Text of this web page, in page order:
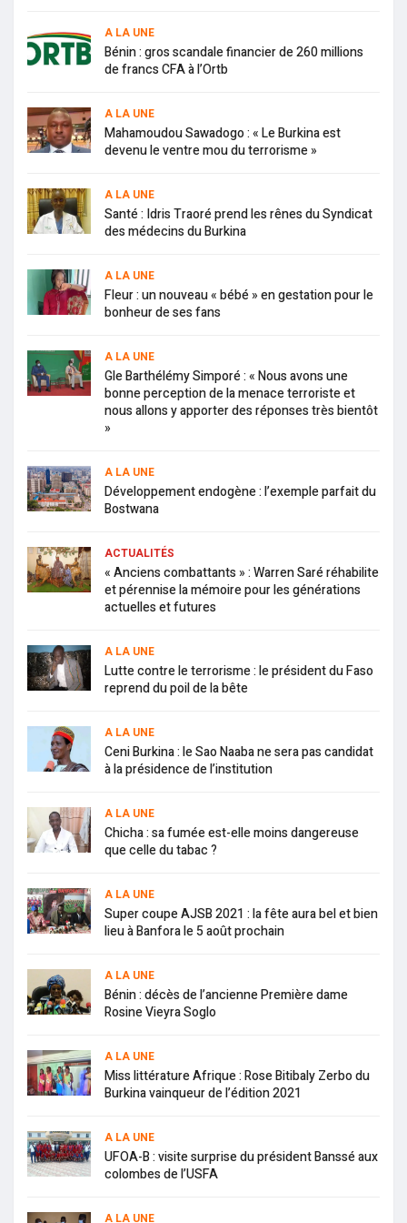
A LA UNE
Bénin : gros scandale financier de 260 millions
de francs CFA à l’Ortb
A LA UNE
Mahamoudou Sawadogo : « Le Burkina est
devenu le ventre mou du terrorisme »
A LA UNE
Santé : Idris Traoré prend les rênes du Syndicat
des médecins du Burkina
A LA UNE
Fleur : un nouveau « bébé » en gestation pour le
bonheur de ses fans
A LA UNE
Gle Barthélémy Simporé : « Nous avons une
bonne perception de la menace terroriste et
nous allons y apporter des réponses très bientôt
»
A LA UNE
Développement endogène : l’exemple parfait du
Bostwana
ACTUALITÉS
« Anciens combattants » : Warren Saré réhabilite
et pérennise la mémoire pour les générations
actuelles et futures
A LA UNE
Lutte contre le terrorisme : le président du Faso
reprend du poil de la bête
A LA UNE
Ceni Burkina : le Sao Naaba ne sera pas candidat
à la présidence de l’institution
A LA UNE
Chicha : sa fumée est-elle moins dangereuse
que celle du tabac ?
A LA UNE
Super coupe AJSB 2021 : la fête aura bel et bien
lieu à Banfora le 5 août prochain
A LA UNE
Bénin : décès de l’ancienne Première dame
Rosine Vieyra Soglo
A LA UNE
Miss littérature Afrique : Rose Bitibaly Zerbo du
Burkina vainqueur de l’édition 2021
A LA UNE
UFOA-B : visite surprise du président Banssé aux
colombes de l’USFA
A LA UNE